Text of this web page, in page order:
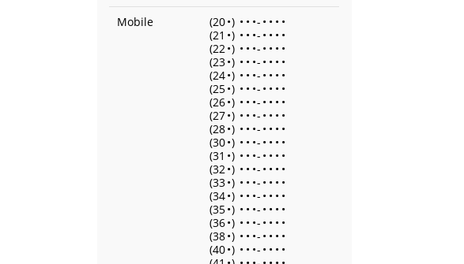
Mobile
(20•) • • •- • • • •
(21 •) • • •- • • • •
(22•) • • •- • • • •
(23•) • • •- • • • •
(24•) • • •- • • • •
(25•) • • •- • • • •
(26•) • • •- • • • •
(27•) • • •- • • • •
(28•) • • •- • • • •
(30•) • • •- • • • •
(31 •) • • •- • • • •
(32•) • • •- • • • •
(33•) • • •- • • • •
(34•) • • •- • • • •
(35•) • • •- • • • •
(36•) • • •- • • • •
(38•) • • •- • • • •
(40•) • • •- • • • •